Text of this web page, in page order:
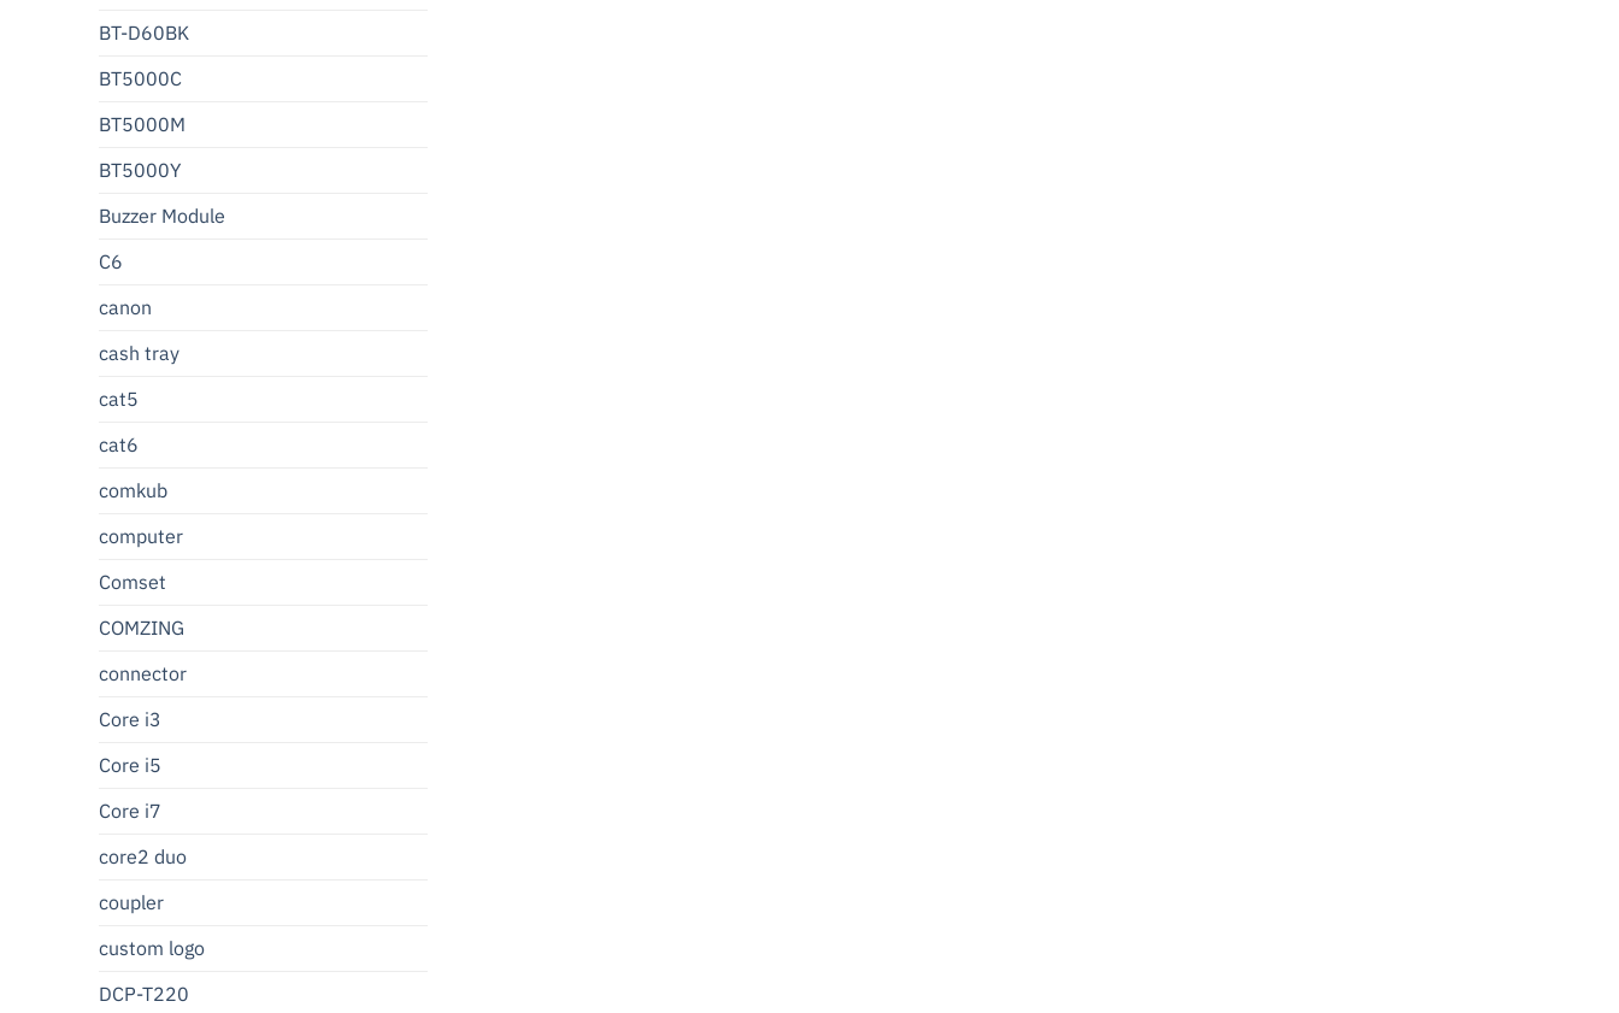
BT-D60BK
BT5000C
BT5000M
BT5000Y
Buzzer Module
C6
canon
cash tray
cat5
cat6
comkub
computer
Comset
COMZING
connector
Core i3
Core i5
Core i7
core2 duo
coupler
custom logo
DCP-T220